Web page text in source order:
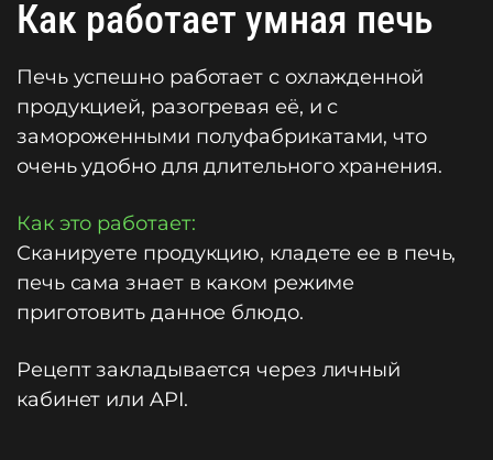
Как работает умная печь
Печь успешно работает с охлажденной
продукцией, разогревая её, и с
замороженными полуфабрикатами, что
очень удобно для длительного хранения.
Как это работает:
Сканируете продукцию, кладете ее в печь,
печь сама знает в каком режиме
приготовить данное блюдо.
Рецепт закладывается через личный
кабинет или API.